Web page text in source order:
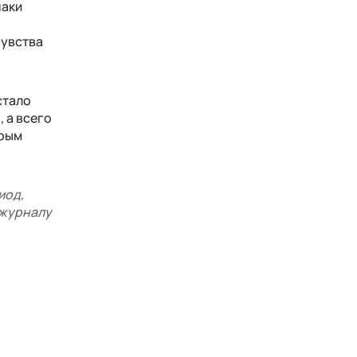
всего